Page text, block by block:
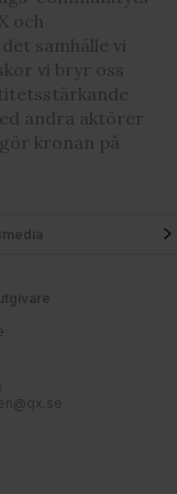
och
samhälle vi
vi bryr oss
andra aktörer
kronan på